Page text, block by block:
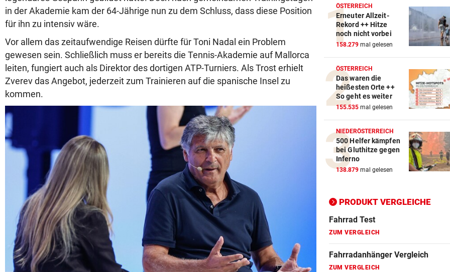
in der Akademie kam der 64-Jährige nun zu dem Schluss, dass diese Position
für ihn zu intensiv wäre.
Vor allem das zeitaufwendige Reisen dürfte für Toni Nadal ein Problem
gewesen sein. Schließlich muss er bereits die Tennis-Akademie auf Mallorca
leiten, fungiert auch als Direktor des dortigen ATP-Turniers. Als Trost erhielt
Zverev das Angebot, jederzeit zum Trainieren auf die spanische Insel zu
kommen.
ÖSTERREICH
Erneuter Allzeit-
Rekord ++ Hitze
noch nicht vorbei
158.279 mal gelesen
ÖSTERREICH
Das waren die
heißesten Orte ++
So geht es weiter
155.535 mal gelesen
NIEDERÖSTERREICH
500 Helfer kämpfen
bei Gluthitze gegen
Inferno
138.879 mal gelesen
PRODUKT VERGLEICHE
Action-Cam Vergleich
ZUM VERGLEICH
Crosstrainer Vergleich
ZUM VERGLEICH
ZUM VERGLEICH
Elektro-Scooter Vergleich
ZUM VERGLEICH
ZUM VERGLEICH
Fahrrad Test
ZUM VERGLEICH
Fahrradanhänger Vergleich
ZUM VERGLEICH